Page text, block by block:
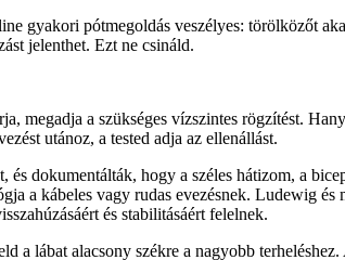
gyakori pótmegoldás veszélyes: törölközőt
jelenthet. Ezt ne csináld.
megadja a szükséges vízszintes rögzítést.
utánoz, a tested adja az ellenállást.
dokumentálták, hogy a széles hátizom, a
a kábeles vagy rudas evezésnek. Ludewig
és stabilitásáért felelnek.
lábat alacsony székre a nagyobb